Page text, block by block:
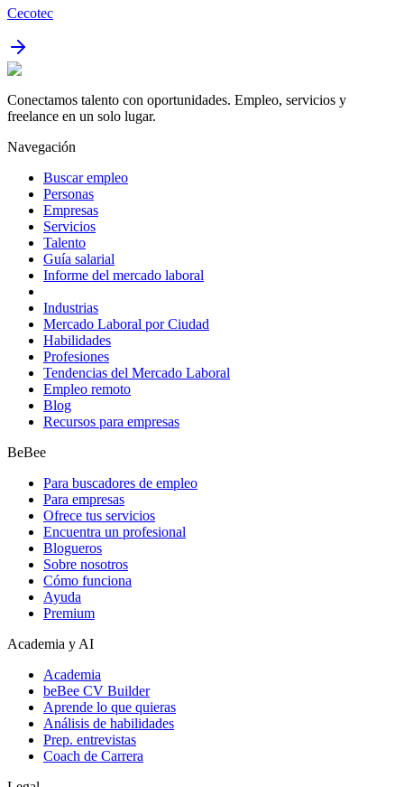
Cecotec
Conectamos talento con oportunidades. Empleo, servicios y
freelance en un solo lugar.
Navegación
Buscar empleo
Personas
Empresas
Servicios
Talento
Guía salarial
Informe del mercado laboral
Industrias
Mercado Laboral por Ciudad
Habilidades
Profesiones
Tendencias del Mercado Laboral
Empleo remoto
Blog
Recursos para empresas
BeBee
Para buscadores de empleo
Para empresas
Ofrece tus servicios
Encuentra un profesional
Blogueros
Sobre nosotros
Cómo funciona
Ayuda
Premium
Academia y AI
Academia
beBee CV Builder
Aprende lo que quieras
Análisis de habilidades
Prep. entrevistas
Coach de Carrera